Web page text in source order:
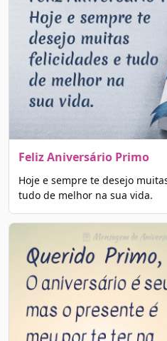
Feliz Aniversário Primo
Hoje e sempre te desejo
tudo de melhor na sua vida.